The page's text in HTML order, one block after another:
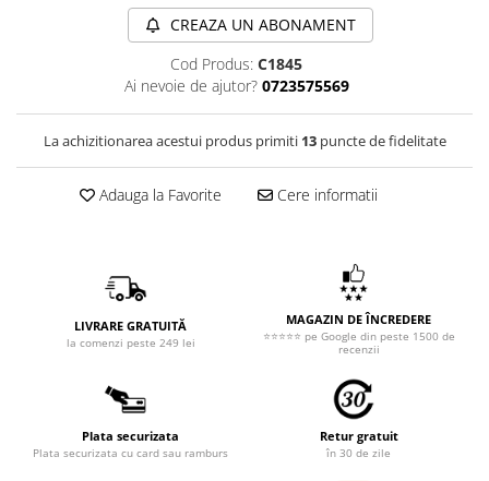
CREAZA UN ABONAMENT
Cod Produs: C1845
Ai nevoie de ajutor? 0723575569
La achizitionarea acestui produs primiti 13puncte de fidelitate
Adauga la Favorite Cere informatii
LIVRARE GRATUITĂ
la comenzi peste 249 lei
MAGAZIN DE ÎNCREDERE
⭐⭐⭐⭐⭐ pe Google din peste 1500 de
recenzii
Plata securizata
Plata securizata cu card sau ramburs
Retur gratuit
în 30 de zile